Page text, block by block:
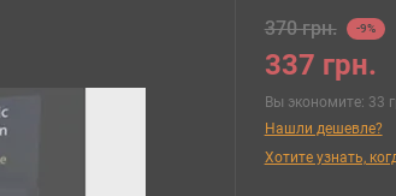
370 грн. -9%
337 грн.
Вы экономите: 33
Нашли дешевле?
Хотите узнать,